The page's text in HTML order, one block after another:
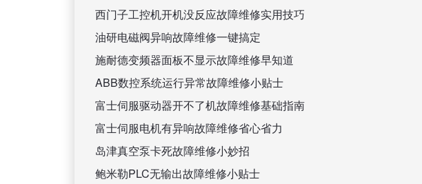
西门子工控机开机没反应故障维修实用技巧
油研电磁阀异响故障维修一键搞定
施耐德变频器面板不显示故障维修早知道
ABB数控系统运行异常故障维修小贴士
富士伺服驱动器开不了机故障维修基础指南
富士伺服电机有异响故障维修省心省力
岛津真空泵卡死故障维修小妙招
鲍米勒PLC无输出故障维修小贴士